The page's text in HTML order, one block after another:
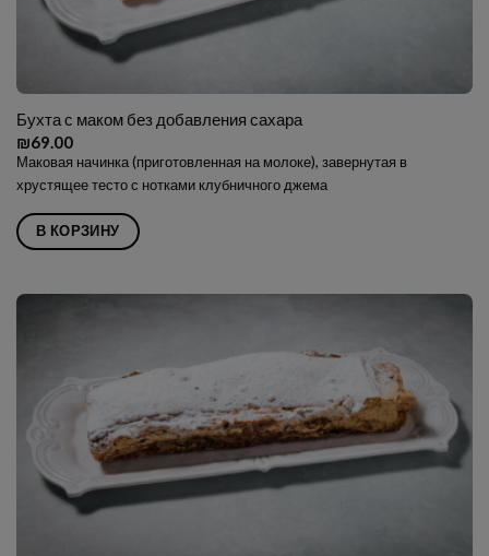
Бухта с маком без добавления сахара
₪69.00
Маковая начинка (приготовленная на молоке), завернутая в
хрустящее тесто с нотками клубничного джема
В КОРЗИНУ